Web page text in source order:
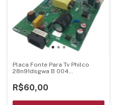
Placa Fonte Para Tv Philco
28n91dsgwa B 004
R$60,00